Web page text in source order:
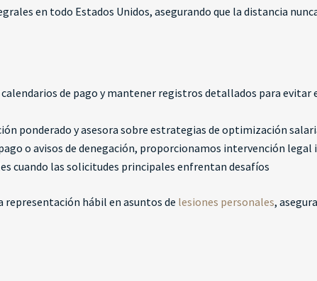
en todo Estados Unidos, asegurando que la distancia
de pago y mantener registros detallados para evitar
ponderado y asesora sobre estrategias de optimización
o avisos de denegación, proporcionamos intervención legal
cuando las solicitudes principales enfrentan desafíos
representación hábil en asuntos de lesiones personales,